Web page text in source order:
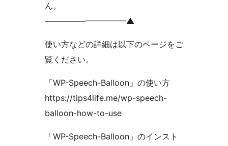
ん。
——————————▲
使い方などの詳細は以下のページをご
覧ください。
「WP-Speech-Balloon」の使い方
https://tips4life.me/wp-speech-
balloon-how-to-use
「WP-Speech-Balloon」のインスト